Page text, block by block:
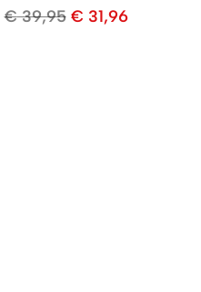
€39,95 € 31,96